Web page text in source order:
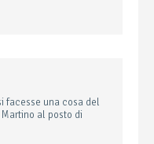
facesse una cosa del
al posto di